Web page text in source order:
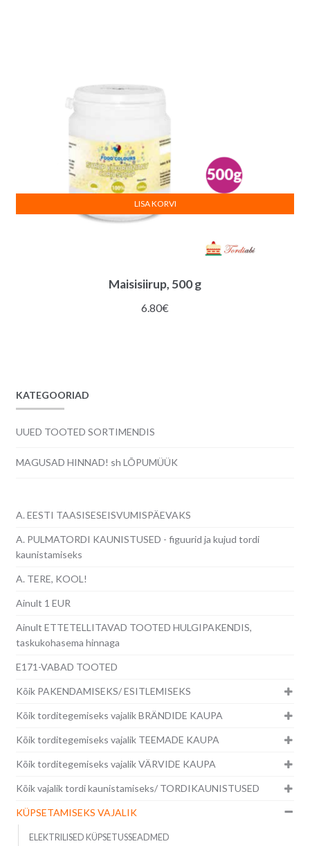
Maisisiirup, 500 g
6.80€
LISA KORVI
KATEGOORIAD
UUED TOOTED SORTIMENDIS
MAGUSAD HINNAD! sh LÕPUMÜÜK
A. EESTI TAASISESEISVUMISPÄEVAKS
A. PULMATORDI KAUNISTUSED - figuurid ja kujud tordi
kaunistamiseks
A. TERE, KOOL!
Ainult 1 EUR
Ainult ETTETELLITAVAD TOOTED HULGIPAKENDIS,
taskukohasema hinnaga
E171-VABAD TOOTED
Kõik PAKENDAMISEKS/ ESITLEMISEKS
Kõik torditegemiseks vajalik BRÄNDIDE KAUPA
Kõik torditegemiseks vajalik TEEMADE KAUPA
Kõik torditegemiseks vajalik VÄRVIDE KAUPA
Kõik vajalik tordi kaunistamiseks/ TORDIKAUNISTUSED
KÜPSETAMISEKS VAJALIK
ELEKTRILISED KÜPSETUSSEADMED